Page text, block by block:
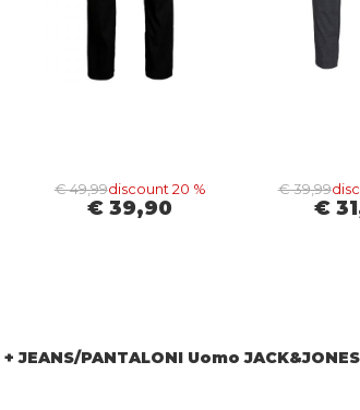
€ 49,99discount 20 %
€ 39,90
€ 39,99
€
+ JEANS/PANTALONI Uomo